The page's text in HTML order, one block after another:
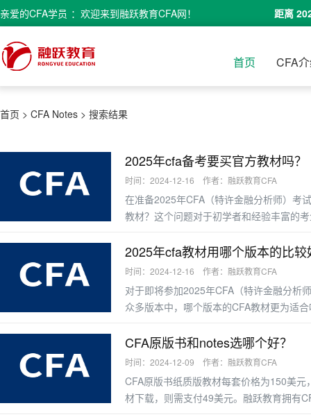
亲爱的CFA学员 ：欢迎来到融跃教育CFA网！ 距离
首页 CFA
首页 > CFA Notes > 搜索结果
2025年cfa备考要买官方教材吗？
时间：2024-12-16 作者：融跃教育CFA
在准备2025年CFA（特许金融分析师）考
教材？这个问题对于初学者和经验丰富的
2025年cfa教材用哪个版本的比较
时间：2024-12-16 作者：融跃教育CFA
对于即将参加2025年CFA（特许金融分析
众多版本中，哪个版本的CFA教材更为适
CFA原版书和notes选哪个好？
时间：2024-12-09 作者：融跃教育CFA
CFA原版书纸质版教材‌每套价格为150美
材‌下载，则需支付49美元。融跃教育拥有